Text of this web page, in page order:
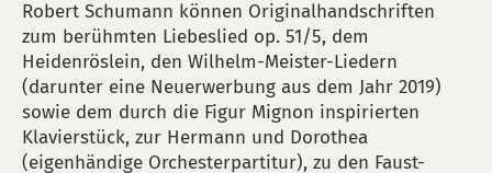
Robert Schumann können Originalhandschriften
zum berühmten Liebeslied op. 51/5, dem
Heidenröslein, den Wilhelm-Meister-Liedern
(darunter eine Neuerwerbung aus dem Jahr 2019)
sowie dem durch die Figur Mignon inspirierten
Klavierstück, zur Hermann und Dorothea
(eigenhändige Orchesterpartitur), zu den Faust-